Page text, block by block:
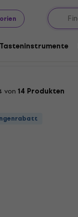
Tasteninstrumente
Lichtröhren
von 14 Produkten